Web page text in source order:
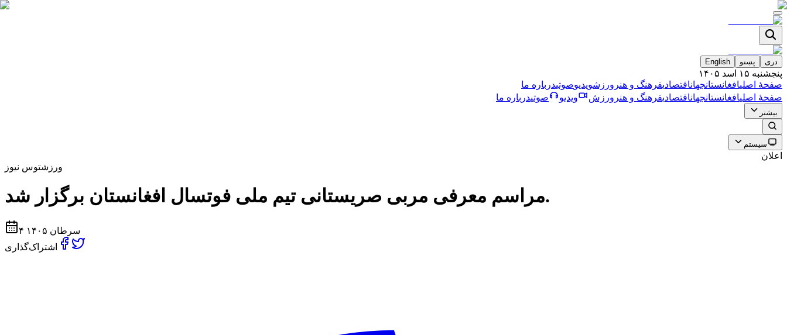
دری پښتو English
پنجشنبه ۱۵ اسد ۱۴۰۵
صفحۀ اصلیافغانستانجهاناقتصادیفرهنگ و هنر ورزشویدیوصوتیدرباره ما
صفحۀ اصلیافغانستانجهاناقتصادیفرهنگ و هنر ورزش ویدیو صوتیدرباره ما
بیشتر
سیستم
اعلان
ورزشتوس نیوز
مراسم معرفى مربى صريستانى تيم ملى فوتسال افغانستان برگزار شد.
۴ سرطان ۱۴۰۵
اشتراک‌گذاری